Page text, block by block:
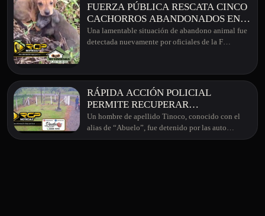
FUERZA PÚBLICA RESCATA CINCO
CACHORROS ABANDONADOS EN
GARABITO DE AGUAS ZARCAS
Una lamentable situación de abandono animal fue
detectada nuevamente por oficiales de la F…
RÁPIDA ACCIÓN POLICIAL
PERMITE RECUPERAR
MOTOCICLETA ROBADA EN
GUATUSO
Un hombre de apellido Tinoco, conocido con el
alias de “Abuelo”, fue detenido por las auto…